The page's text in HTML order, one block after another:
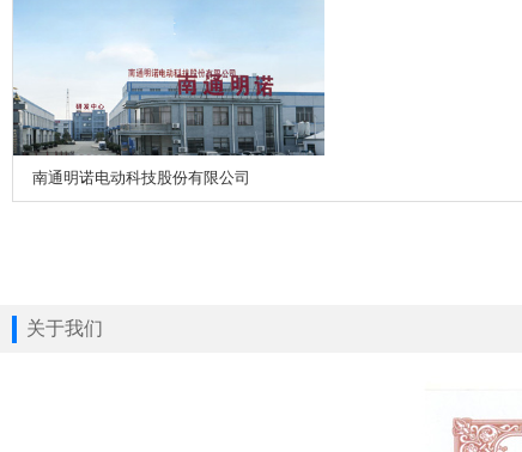
南通明诺电动科技股份有限公司
关于我们